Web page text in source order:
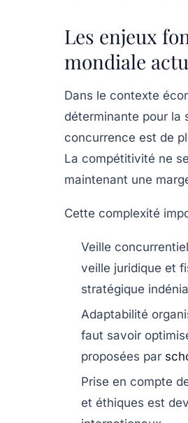
Les enjeux
mondiale
Dans le contexte
déterminante pour la
concurrence est de
La compétitivité ne
maintenant une
Cette complexité
Veille
veille juridique et
stratégique
Adaptabilité
faut savoir
proposées par
Prise en compte
et éthiques est